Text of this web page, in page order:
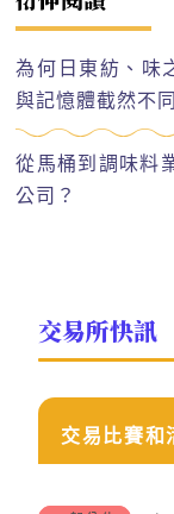
為何日東紡、味
與記憶體截然不
從馬桶到調味料
公司？
交易所快訊
交易比賽和